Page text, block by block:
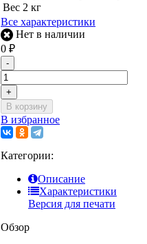
Вес 2 кг
Все характеристики
Нет в наличии
0 ₽
-
+
В корзину
В избранное
Категории:
Описание
Характеристики
Версия для печати
Обзор